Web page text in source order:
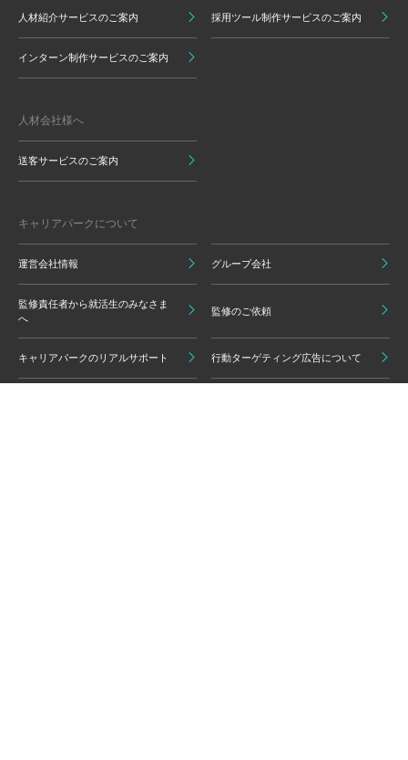
人材紹介サービスのご案内 採用ツール制作サービスのご案内
インターン制作サービスのご案内
人材会社様へ
送客サービスのご案内
キャリアパークについて
運営会社情報 グループ会社
監修責任者から就活生のみなさま
へ
監修のご依頼
キャリアパークのリアルサポート 行動ターゲティング広告について